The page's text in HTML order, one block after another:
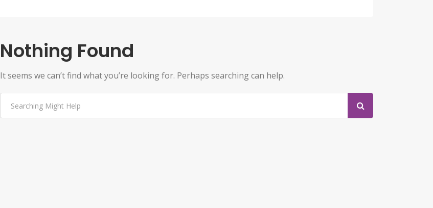
Nothing Found
It seems we can’t find what you’re looking for. Perhaps searching can help.